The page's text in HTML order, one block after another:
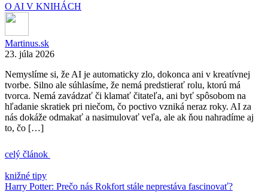
O AI V KNIHÁCH
Martinus.sk
23. júla 2026
Nemyslíme si, že AI je automaticky zlo, dokonca ani v kreatívnej
tvorbe. Silno ale súhlasíme, že nemá predstierať rolu, ktorú má
tvorca. Nemá zavádzať či klamať čitateľa, ani byť spôsobom na
hľadanie skratiek pri niečom, čo poctivo vzniká neraz roky. AI za
nás dokáže odmakať a nasimulovať veľa, ale ak ňou nahradíme aj
to, čo […]
celý článok
knižné tipy
Harry Potter: Prečo nás Rokfort stále neprestáva fascinovať?